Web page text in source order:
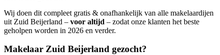
Wij doen dit compleet gratis & onafhankelijk van alle makelaardijen
uit Zuid Beijerland – voor altijd – zodat onze klanten het beste
geholpen worden in 2026 en verder.
Makelaar Zuid Beijerland gezocht?